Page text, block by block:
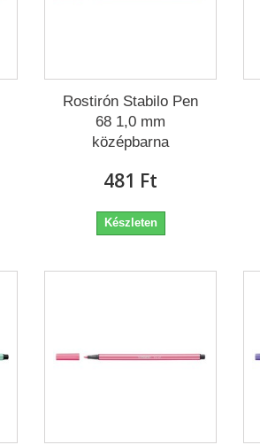
Rostirón Stabilo Pen
68 1,0 mm
középbarna
481 Ft‎
Készleten